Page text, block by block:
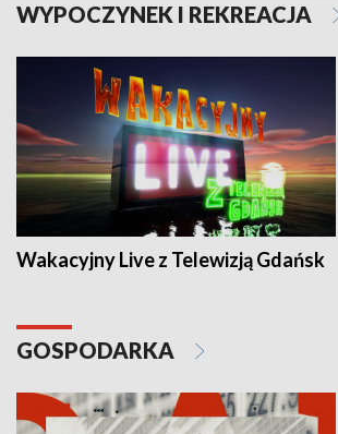
WYPOCZYNEK I REKREACJA
Wakacyjny Live z Telewizją Gdańsk
GOSPODARKA